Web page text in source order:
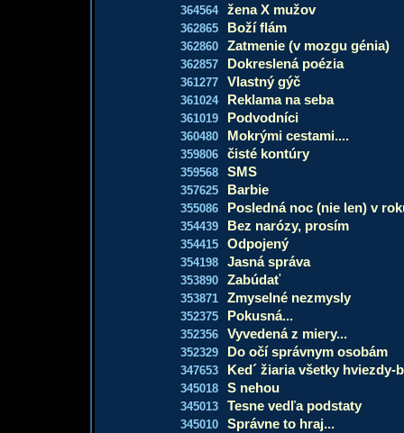
364564 žena X mužov
362865 Boží flám
362860 Zatmenie (v mozgu génia)
362857 Dokreslená poézia
361277 Vlastný gýč
361024 Reklama na seba
361019 Podvodníci
360480 Mokrými cestami....
359806 čisté kontúry
359568 SMS
357625 Barbie
355086 Posledná noc (nie len) v
354439 Bez narózy, prosím
354415 Odpojený
354198 Jasná správa
353890 Zabúdať
353871 Zmyselné nezmysly
352375 Pokusná...
352356 Vyvedená z miery...
352329 Do očí správnym osobám
347653 Ked´ žiaria všetky hviezdy-
345018 S nehou
345013 Tesne vedľa podstaty
345010 Správne to hraj...